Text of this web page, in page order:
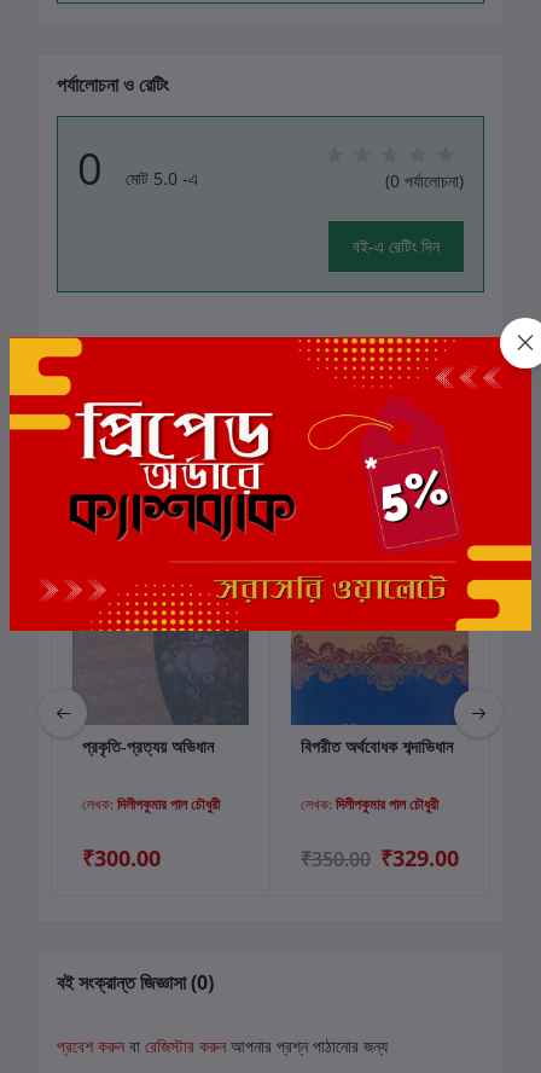
পর্যালোচনা ও রেটিং
0 মোট 5.0 -এ (0 পর্যালোচনা)
বই-এ রেটিং দিন
এই বইয়ের জন্য এখনও কোন পর্যালোচনা নেই
কার্টে যোগ করুন
প্রকৃতি-প্রত্যয় অভিধান
লেখক: দিলীপকুমার পাল চৌধুরী
₹300.00
ছাড় 6%
কার্টে যোগ করুন
বিপরীত অর্থবোধক শব্দাভিধান
লেখক: দিলীপকুমার পাল চৌধুরী
₹350.00 ₹329.00
বই সংক্রান্ত জিজ্ঞাসা (0)
প্রবেশ করুন বা রেজিস্টার করুন আপনার প্রশ্ন পাঠানোর জন্য